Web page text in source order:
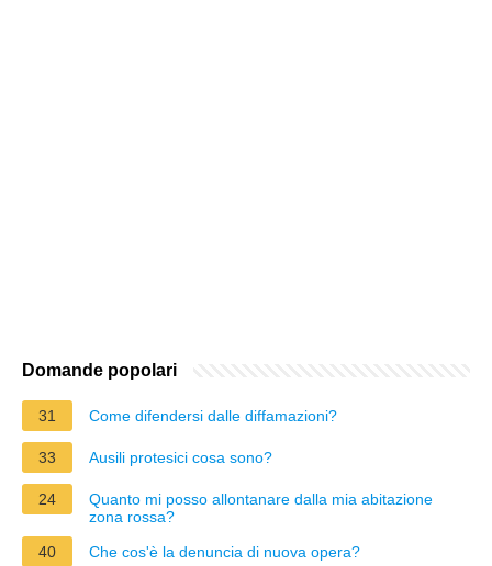
Domande popolari
31 Come difendersi dalle diffamazioni?
33 Ausili protesici cosa sono?
24
Quanto mi posso allontanare dalla mia abitazione
zona rossa?
40
Che cos'è la denuncia di nuova opera?